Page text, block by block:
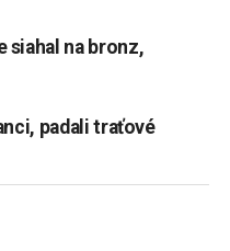
siahal na bronz,
padali traťové